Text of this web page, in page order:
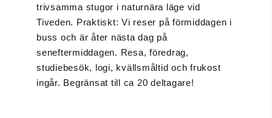
trivsamma stugor i naturnära läge vid
Tiveden. Praktiskt: Vi reser på förmiddagen i
buss och är åter nästa dag på
seneftermiddagen. Resa, föredrag,
studiebesök, logi, kvällsmåltid och frukost
ingår. Begränsat till ca 20 deltagare!